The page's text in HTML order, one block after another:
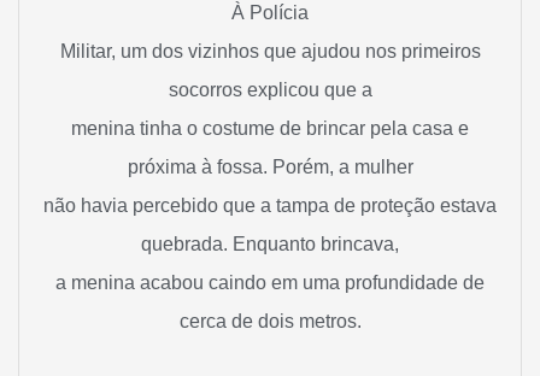
À Polícia
Militar, um dos vizinhos que ajudou nos primeiros
socorros explicou que a
menina tinha o costume de brincar pela casa e
próxima à fossa. Porém, a mulher
não havia percebido que a tampa de proteção estava
quebrada. Enquanto brincava,
a menina acabou caindo em uma profundidade de
cerca de dois metros.